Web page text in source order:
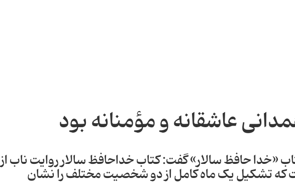
عاشقانه و مؤمنانه بود
«خدا حافظ سالار» گفت: کتاب خداحافظ سالار روایت ناب از
تشکیل یک ماه کامل از دو شخصیت مختلف را نشان